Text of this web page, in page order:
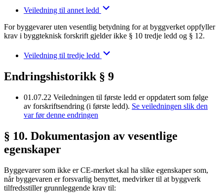
Veiledning til annet ledd
For byggevarer uten vesentlig betydning for at byggverket oppfyller
krav i byggteknisk forskrift gjelder ikke § 10 tredje ledd og § 12.
Veiledning til tredje ledd
Endringshistorikk § 9
01.07.22 Veiledningen til første ledd er oppdatert som følge
av forskriftsendring (i første ledd). Se veiledningen slik den
var før denne endringen
§ 10. Dokumentasjon av vesentlige
egenskaper
Byggevarer som ikke er CE-merket skal ha slike egenskaper som,
når byggevaren er forsvarlig benyttet, medvirker til at byggverk
tilfredsstiller grunnleggende krav til: